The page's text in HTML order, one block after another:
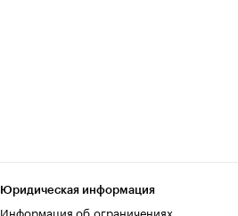
Юридическая информация
Информация об ограничениях